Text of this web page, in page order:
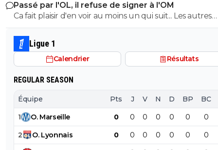
mieux
Passé par l'OL, il refuse de signer à l'OM
Ca fait plaisir d'en voir au moins un qui suit... Les autres
doivent être des abrutis de supporters non ?
Ligue 1
Calendrier Résultats
REGULAR SEASON
Équipe Pts J V N D BP BC
1 O. Marseille 0 0 0 0 0 0 0
2 O. Lyonnais 0 0 0 0 0 0 0